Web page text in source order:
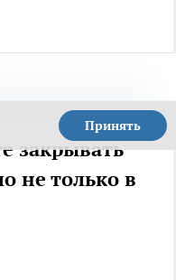
Принять
закрывать
не только в